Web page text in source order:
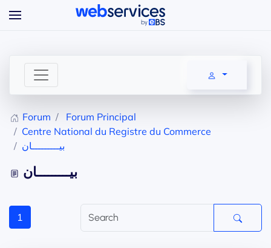
Forum
Forum Principal
Centre National du Registre du Commerce
بيـــــــــان
بيـــــــــان
1